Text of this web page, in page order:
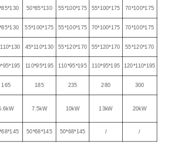
50*85*130 55*100*175 55*100*175 70*100*175
55*100*175 55*100*175 70*100*175 70*100*175
45*110*130 55*120*170 55*120*170 55*120*170
110*95*195 110*95*195 110*95*195 120*110*195
165 185 235 280 300
7.5kW 10kW 13kW 20kW
50*68*145 50*68*145 / /